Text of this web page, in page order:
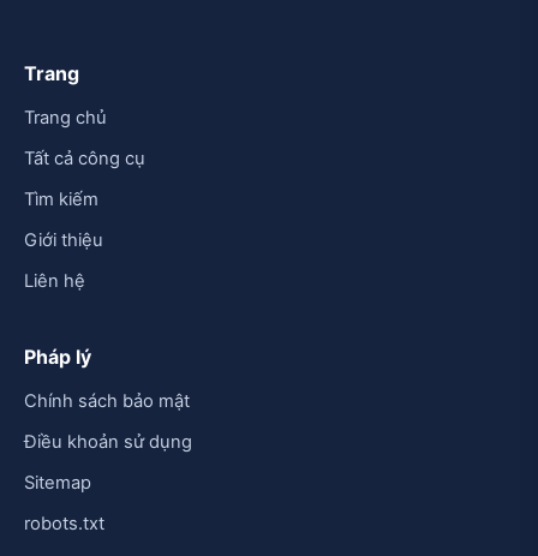
Trang
Trang chủ
Tất cả công cụ
Tìm kiếm
Giới thiệu
Liên hệ
Pháp lý
Chính sách bảo mật
Điều khoản sử dụng
Sitemap
robots.txt